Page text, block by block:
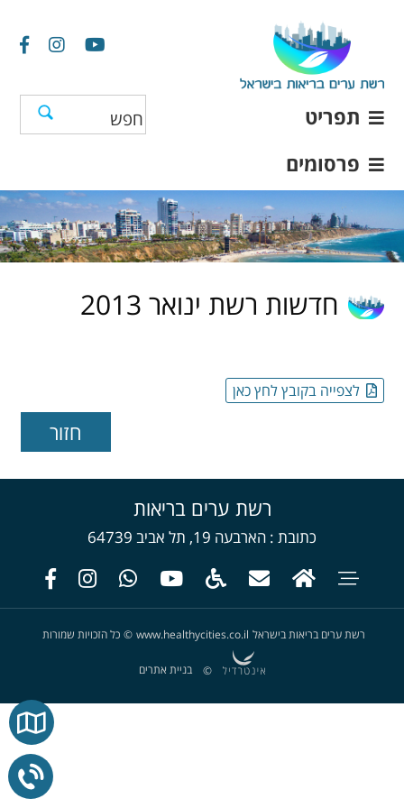
תפריט
פרסומים
חדשות רשת ינואר 2013
לצפייה בקובץ לחץ כאן
רשת ערים בריאות
כתובת הארבעה 19, תל אביב 64739
רשת ערים בריאות בישראל www.healthycities.co.il
© כל הזכויות שמורות
© בניית אתרים